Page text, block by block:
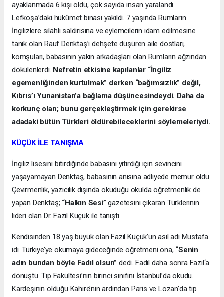
ayaklanmada 6 kişi öldü, çok sayıda insan yaralandı.
Lefkoşa’daki hükûmet binası yakıldı. 7 yaşında Rumların
İngilizlere silahlı saldırısına ve eylemcilerin idam edilmesine
tanık olan Rauf Denktaş’ı dehşete düşüren aile dostları,
komşuları, babasının yakın arkadaşları olan Rumların ağzından
dökülenlerdi. Nefretin etkisine kapılanlar “İngiliz
egemenliğinden kurtulmak” derken “bağımsızlık” değil,
Kıbrıs’ı Yunanistan’a bağlama düşüncesindeydi. Daha da
korkunç olan; bunu gerçekleştirmek için gerekirse
adadaki bütün Türkleri öldürebileceklerini söylemeleriydi.
KÜÇÜK İLE TANIŞMA
İngiliz lisesini bitirdiğinde babasını yitirdiği için sevincini
yaşayamayan Denktaş, babasının anısına adliyede memur oldu.
Çevirmenlik, yazıcılık dışında okuduğu okulda öğretmenlik de
yapan Denktaş; “Halkın Sesi”gazetesini çıkaran Türklerinin
lideri olan Dr. Fazıl Küçük ile tanıştı.
Kendisinden 18 yaş büyük olan Fazıl Küçük’ün asıl adı Mustafa
idi. Türkiye’ye okumaya gideceğinde öğretmeni ona, “Senin
adın bundan böyle Fadıl olsun” dedi. Fadıl daha sonra Fazıl‘a
dönüştü. Tıp Fakültesi’nin birinci sınıfını İstanbul’da okudu.
Kardeşinin olduğu Kahire’nin ardından Paris ve Lozan’da tıp